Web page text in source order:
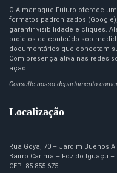
O Almanaque Futuro oferece
formatos padronizados
garantir visibilidade e cliques.
projetos de conteúdo sob
documentários que conectam
Com presença ativa nas redes
ação.
Consulte nosso departamento
Localização
Rua Goya, 70 – Jardim Buenos
Bairro Carimã – Foz do Iguaçu –
CEP -85.855-675